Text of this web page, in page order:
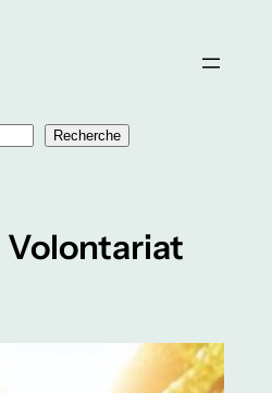
Recherche
Volontariat